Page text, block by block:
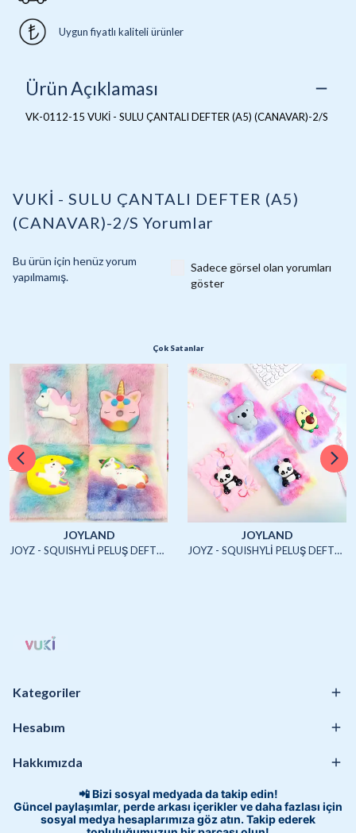
Uygun fiyatlı kaliteli ürünler
Ürün Açıklaması
VK-0112-15 VUKİ - SULU ÇANTALI DEFTER (A5) (CANAVAR)-2/S
VUKİ - SULU ÇANTALI DEFTER (A5)
(CANAVAR)-2/S Yorumlar
Bu ürün için henüz yorum
yapılmamış.
Sadece görsel olan yorumları
göster
Çok Satanlar
JOYLAND
JOYZ - SQUISHYLİ PELUŞ DEFTER A5 (UNICORN2)-4/S
JOYLAND
JOYZ - SQUISHYLİ PELUŞ DEFTER A5 (HAYVANLAR)-4/S
Kategoriler
Hesabım
Hakkımızda
📲 Bizi sosyal medyada da takip edin!
Güncel paylaşımlar, perde arkası içerikler ve daha fazlası için
sosyal medya hesaplarımıza göz atın. Takip ederek